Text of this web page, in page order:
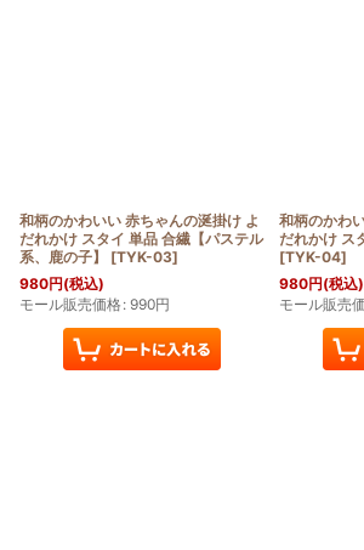
和柄のかわいい 赤ちゃんの涎掛け よ
だれかけ スタイ 単品 合繊【パステル
系、鹿の子】
[TYK-03]
980円(税込)
モール販売価格: 990円
和柄のかわ
だれかけ ス
[TYK-04]
980円(税込)
モール販売